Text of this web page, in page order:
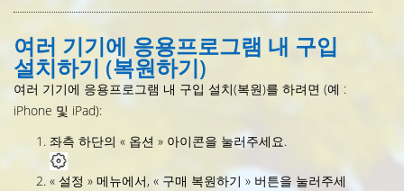
여러 기기에 응용프로그램 내 구입
설치하기 (복원하기)
여러 기기에 응용프로그램 내 구입 설치(복원)를 하려면 (예 :
iPhone 및 iPad):
좌측 하단의 « 옵션 » 아이콘을 눌러주세요.
« 설정 » 메뉴에서, « 구매 복원하기 » 버튼을 눌러주세